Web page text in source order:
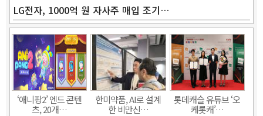
LG전자, 1000억 원 자사주 매입 조기…
‘애니팡2’ 엔드 콘텐
츠, 20개…
한미약품, AI로 설계
한 비만신…
롯데캐슬 유튜브 ‘오
케롯캐’…